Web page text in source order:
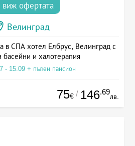
виж офертата
Велинград
в СПА хотел Елбрус, Велинград с
басейни и халотерапия
- 15.09 + пълен пансион
75€ / 146.69
лв.